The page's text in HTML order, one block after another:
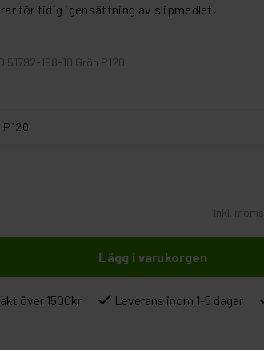
för tidig igensättning av slipmedlet,
51792-198-10 Grön P120
Inkl. moms:
Lägg i varukorgen
över 1500kr Leverans inom 1-5 dagar